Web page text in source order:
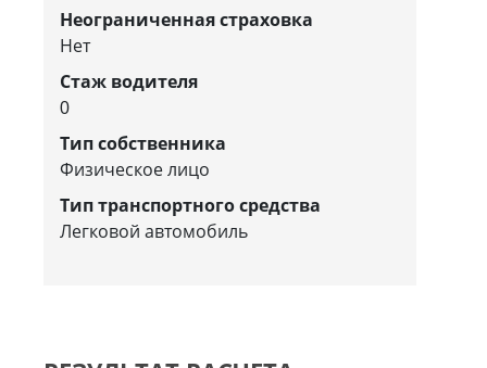
Неограниченная страховка
Нет
Стаж водителя
0
Тип собственника
Физическое лицо
Тип транспортного средства
Легковой автомобиль